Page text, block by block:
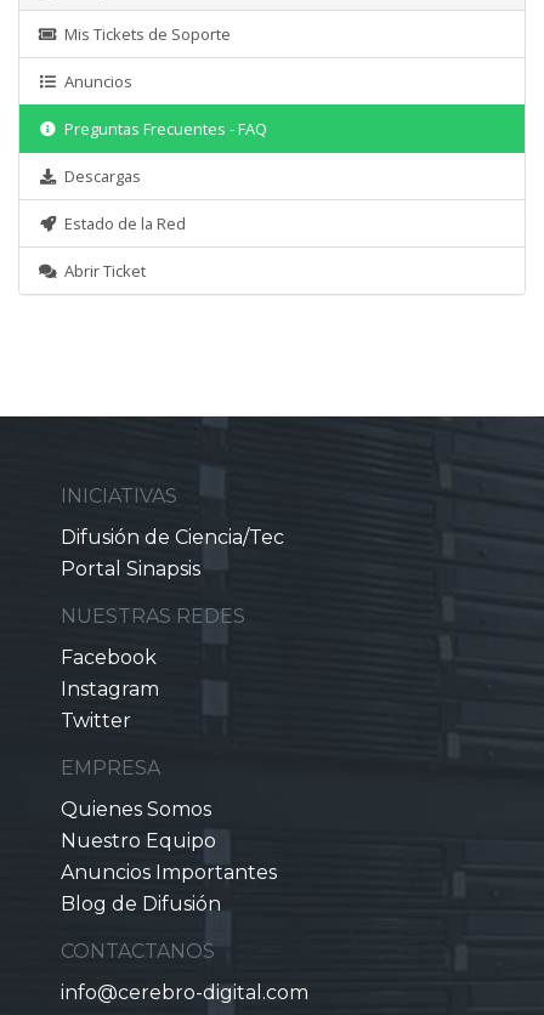
Mis Tickets de Soporte
Anuncios
Preguntas Frecuentes - FAQ
Descargas
Estado de la Red
Abrir Ticket
INICIATIVAS
Difusión de Ciencia/Tec
Portal Sinapsis
NUESTRAS REDES
Facebook
Instagram
Twitter
EMPRESA
Quienes Somos
Nuestro Equipo
Anuncios Importantes
Blog de Difusión
CONTACTANOS
info@cerebro-digital.com